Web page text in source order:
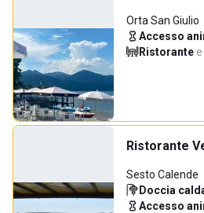
Orta San Giulio
Accesso
Ristorante·
Ristorante
Sesto Calende
Doccia
Accesso